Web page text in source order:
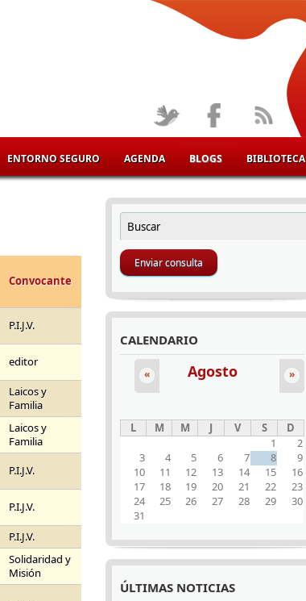
ENTORNO SEGURO AGENDA BLOGS BIBLIOTECA
Convocante
P.I.J.V.
editor
Laicos y
Familia
Laicos y
Familia
P.I.J.V.
P.I.J.V.
P.I.J.V.
Solidaridad y
Misión
FORMULARIO DE BÚSQUEDA
Buscar
CALENDARIO
Agosto
« »
L M M J V S
D
1
2
3
4 5 6 7 8
9
10
11 12 13 14 15
16
17
18 19 20 21 22
23
24
25 26 27 28 29
30
31
ÚLTIMAS NOTICIAS